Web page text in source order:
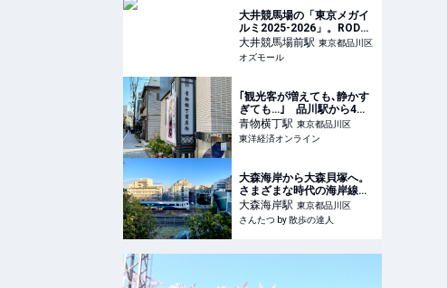
大井競馬場の「東京メガイ
ルミ2025-2026」。RODY
とのコラボや、和のイルミ
ネーション、馬のイベント
大井競馬場前駅 東京都品川区
オズモール
｢観光客が増えても､静かす
ぎても…｣ 品川駅から4分
なのに"絶妙な静けさを持
つ"街の正体 外国人が殺
到､密かに人気を集める理由
青物横丁駅 東京都品川区
東洋経済オンライン
大森海岸から大森貝塚へ。
さまざまな時代の海岸線に
挟まれた街【「水と歩く」
を歩く】｜さんたつ by 散
歩の達人
大森海岸駅 東京都品川区
さんたつ by 散歩の達人